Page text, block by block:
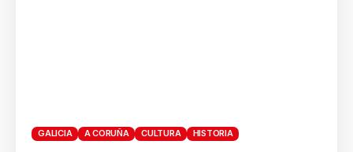
GALICIA A CORUÑA CULTURA HISTORIA